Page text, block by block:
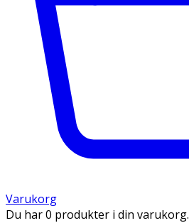
Varukorg
Du har 0 produkter i din varukorg.